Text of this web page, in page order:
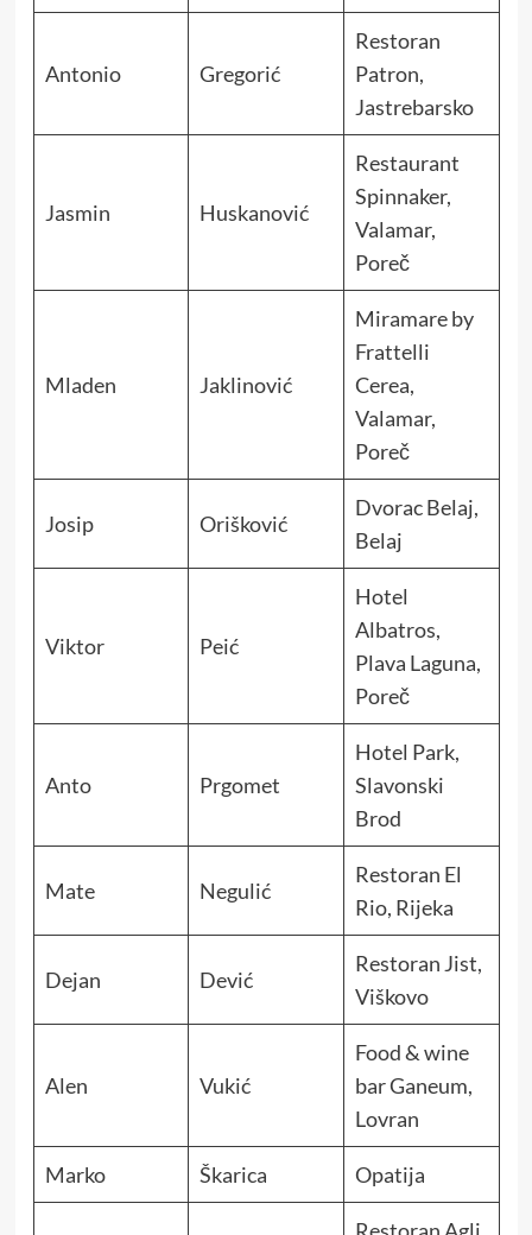
Antonio Gregorić
Restoran
Patron,
Jastrebarsko
Jasmin Huskanović
Restaurant
Spinnaker,
Valamar,
Poreč
Mladen Jaklinović
Miramare by
Frattelli
Cerea,
Valamar,
Poreč
Josip Orišković
Dvorac Belaj,
Belaj
Viktor Peić
Hotel
Albatros,
Plava Laguna,
Poreč
Anto Prgomet
Hotel Park,
Slavonski
Brod
Mate Negulić
Restoran El
Rio, Rijeka
Dejan Dević
Restoran Jist,
Viškovo
Alen Vukić
Food & wine
bar Ganeum,
Lovran
Marko Škarica Opatija